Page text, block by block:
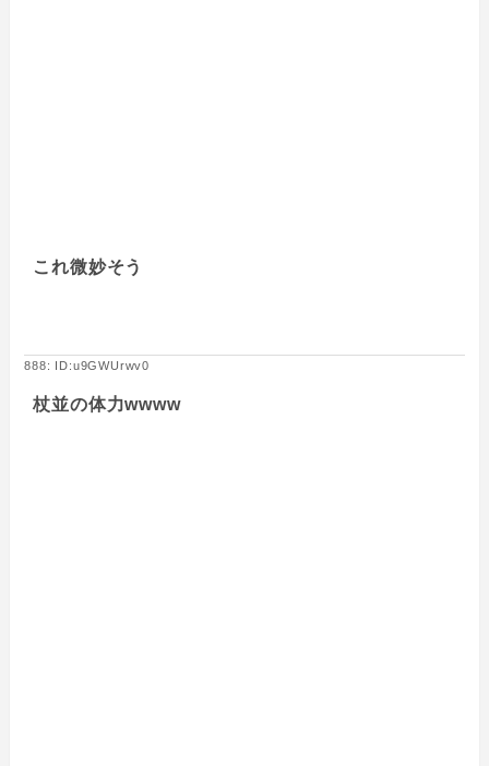
これ微妙そう
888: ID:u9GWUrwv0
杖並の体力wwww